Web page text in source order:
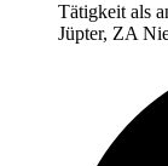
Tätigkeit als
Jüpter, ZA